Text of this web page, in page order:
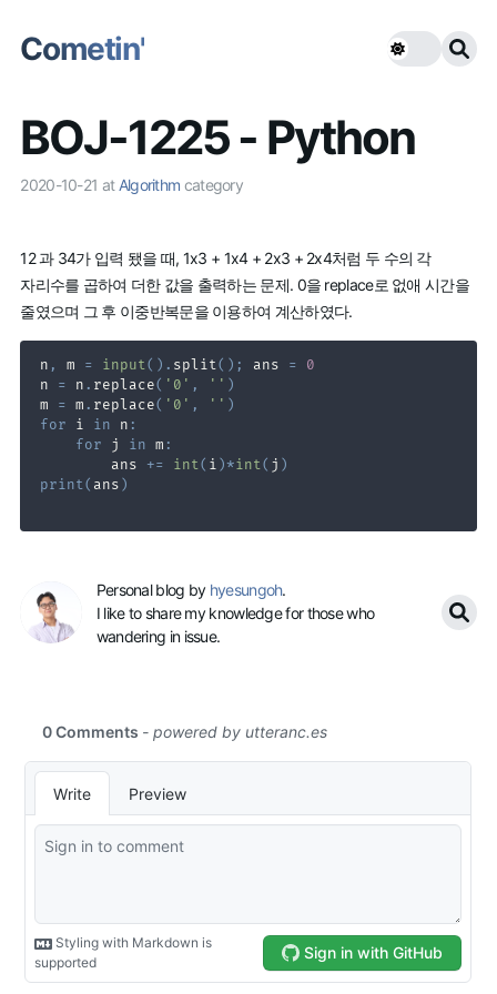
Cometin'
BOJ-1225 - Python
2020-10-21 at Algorithm category
12 과 34가 입력 됐을 때, 1x3 + 1x4 + 2x3 + 2x4처럼 두 수의 각
자리수를 곱하여 더한 값을 출력하는 문제. 0을 replace로 없애 시간을
줄였으며 그 후 이중반복문을 이용하여 계산하였다.
n , m = input( ) . split( ) ; ans =
0
n = n . replace( '0' , '' )
m = m . replace( '0' , '' )
for i in n :
for j in m :
        ans
+= int( i )*int( j )
print( ans )
Personal blog by hyesungoh.
I like to share my knowledge for those who
wandering in issue.